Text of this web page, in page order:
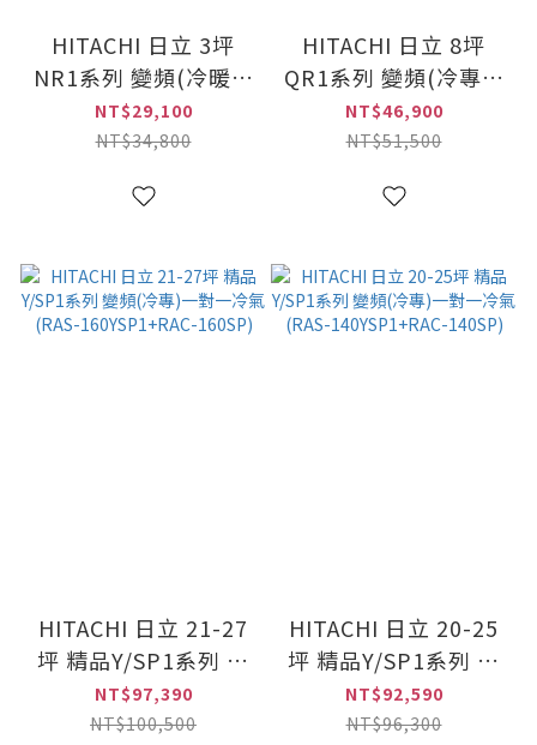
HITACHI 日立 3坪
NR1系列 變頻(冷暖雙
吹)窗型冷氣(RA-
25NR1)
NT$29,100
NT$34,800
HITACHI 日立 8坪
QR1系列 變頻(冷專雙
吹)窗型冷氣(RA-
60QR1)
NT$46,900
NT$51,500
HITACHI 日立 21-27
坪 精品Y/SP1系列 變
頻(冷專)一對一冷氣
(RAS-160YSP1+RAC-
NT$97,390
NT$100,500
HITACHI 日立 20-25
坪 精品Y/SP1系列 變
頻(冷專)一對一冷氣
(RAS-140YSP1+RAC-
NT$92,590
NT$96,300